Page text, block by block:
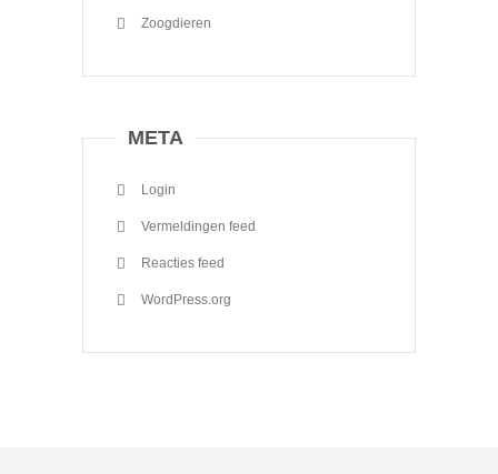
Zoogdieren
META
Login
Vermeldingen feed
Reacties feed
WordPress.org